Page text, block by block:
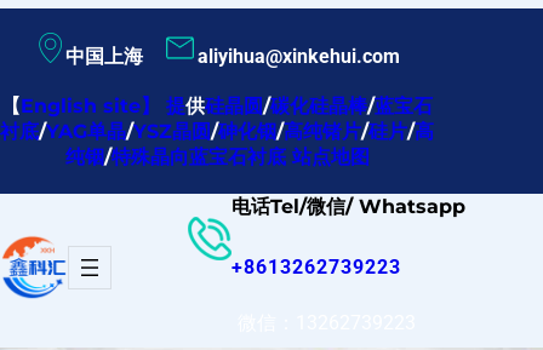
内
容
中国上海 aliyihua@xinkehui.com
【English site】提供硅晶圆/碳化硅晶棒/蓝宝石
衬底/YAG单晶/YSZ晶圆/砷化铟/高纯锗片/硅片/高
纯铟/特殊晶向蓝宝石衬底 站点地图
电话Tel/微信/ Whatsapp
+8613262739223